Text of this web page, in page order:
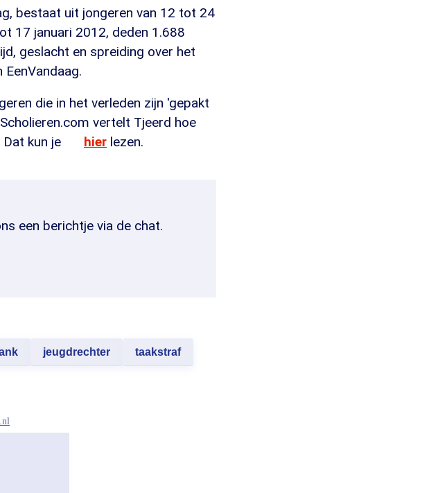
bestaat uit jongeren van 12 tot 24
17 januari 2012, deden 1.688
geslacht en spreiding over het
die in het verleden zijn 'gepakt
vertelt Tjeerd hoe
kun je
hier lezen.
een berichtje via de chat.
jeugdrechter taakstraf